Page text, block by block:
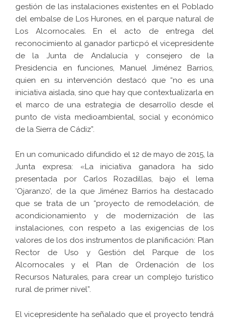
gestión de las instalaciones existentes en el Poblado
del embalse de Los Hurones, en el parque natural de
Los Alcornocales. En el acto de entrega del
reconocimiento al ganador particpó el vicepresidente
de la Junta de Andalucía y consejero de la
Presidencia en funciones, Manuel Jiménez Barrios,
quien en su intervención destacó que “no es una
iniciativa aislada, sino que hay que contextualizarla en
el marco de una estrategia de desarrollo desde el
punto de vista medioambiental, social y económico
de la Sierra de Cádiz”.
En un comunicado difundido el 12 de mayo de 2015, la
Junta expresa: «La iniciativa ganadora ha sido
presentada por Carlos Rozadillas, bajo el lema
‘Ojaranzo’, de la que Jiménez Barrios ha destacado
que se trata de un “proyecto de remodelación, de
acondicionamiento y de modernización de las
instalaciones, con respeto a las exigencias de los
valores de los dos instrumentos de planificación: Plan
Rector de Uso y Gestión del Parque de los
Alcornocales y el Plan de Ordenación de los
Recursos Naturales, para crear un complejo turístico
rural de primer nivel”.
El vicepresidente ha señalado que el proyecto tendrá